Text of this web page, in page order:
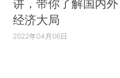
讲，带你了解国内外
经济大局
2022年04月06日